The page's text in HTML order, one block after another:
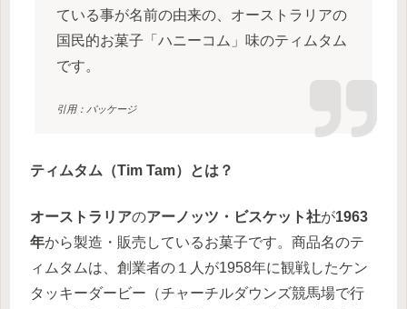
ている事が名前の由来の、オーストラリアの
国民的お菓子「ハニーコム」味のティムタム
です。
引用：パッケージ
ティムタム（Tim Tam）とは？
オーストラリアのアーノッツ・ビスケット社が1963
年から製造・販売しているお菓子です。 商品名のテ
ィムタムは、創業者の１人が1958年に観戦したケン
タッキーダービー（チャーチルダウンズ競馬場で行